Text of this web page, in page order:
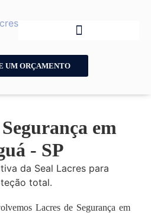
UM ORÇAMENTO
em
- SP
da Seal Lacres para
total.
Lacres de Segurança em